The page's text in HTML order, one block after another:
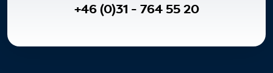
+46 (0)31 - 764 55 20